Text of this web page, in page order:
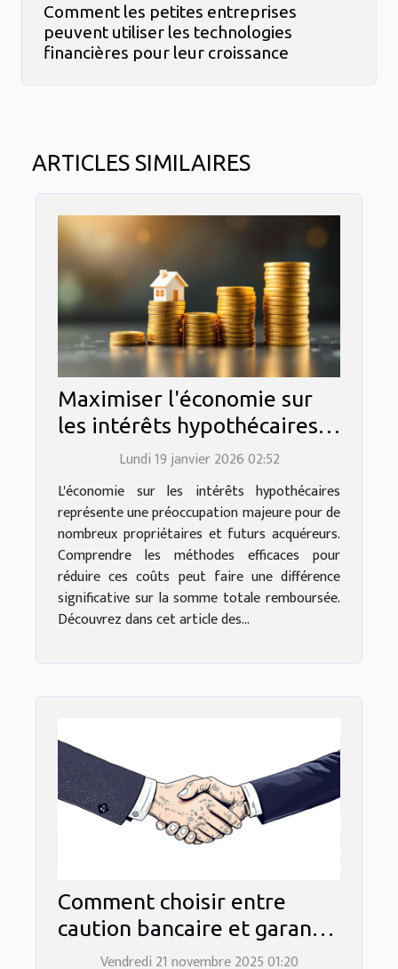
Comment les petites entreprises
peuvent utiliser les technologies
financières pour leur croissance
ARTICLES SIMILAIRES
Maximiser l'économie sur
les intérêts hypothécaires :
méthodes efficaces
Lundi 19 janvier 2026 02:52
L'économie sur les intérêts hypothécaires
représente une préoccupation majeure pour de
nombreux propriétaires et futurs acquéreurs.
Comprendre les méthodes efficaces pour
réduire ces coûts peut faire une différence
significative sur la somme totale remboursée.
Découvrez dans cet article des...
Comment choisir entre
caution bancaire et garantie
sans dépôt ?
Vendredi 21 novembre 2025 01:20